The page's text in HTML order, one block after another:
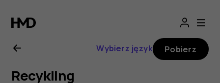
Nokia
8.1
—
Wybierz język Pobierz
Recykling